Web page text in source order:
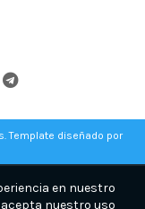
Template diseñado por
en nuestro
acepta nuestro uso